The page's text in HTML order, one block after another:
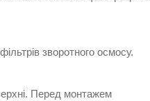
зворотного осмосу.
Перед монтажем